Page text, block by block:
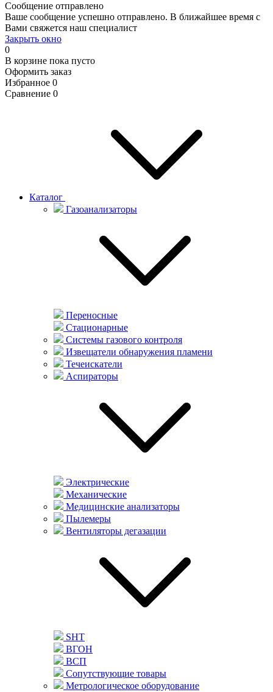
Сообщение отправлено
Ваше сообщение успешно отправлено. В ближайшее время с
Вами свяжется наш специалист
Закрыть окно
0
В корзине пока пусто
Оформить заказ
Избранное 0
Сравнение 0
Каталог
Газоанализаторы
Переносные
Стационарные
Системы газового контроля
Извещатели обнаружения пламени
Течеискатели
Аспираторы
Электрические
Механические
Медицинские анализаторы
Пылемеры
Вентиляторы дегазации
SHT
ВГОН
ВСП
Сопутствующие товары
Метрологическое оборудование